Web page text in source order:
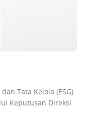
Tata Kelola (ESG)
Keputusan Direksi